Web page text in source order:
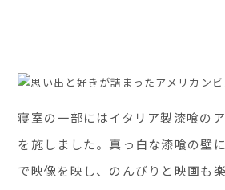
寝室の一部にはイタリア製漆喰の
を施しました。真っ白な漆喰の壁
で映像を映し、のんびりと映画も楽